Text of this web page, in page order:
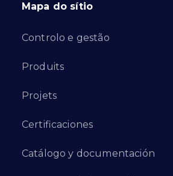
Mapa do sítio
Controlo e gestão
Produits
Projets
Certificaciones
Catálogo y documentación